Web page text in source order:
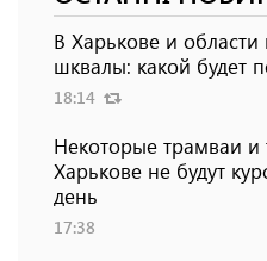
В Харькове и
шквалы: какой будет
18:14
Некоторые трамваи и
Харькове не будут
день
17:38